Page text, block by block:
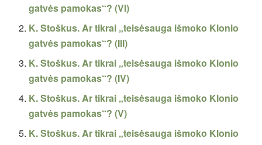
gatvės pamokas“? (VI)
K. Stoškus. Ar tikrai „teisėsauga išmoko Klonio
gatvės pamokas“? (III)
K. Stoškus. Ar tikrai „teisėsauga išmoko Klonio
gatvės pamokas“? (IV)
K. Stoškus. Ar tikrai „teisėsauga išmoko Klonio
gatvės pamokas“? (V)
K. Stoškus. Ar tikrai „teisėsauga išmoko Klonio